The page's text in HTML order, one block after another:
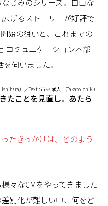
じみのシリーズ。自由な
げるストーリーが好評で
始の狙いと、これまでの
コミュニケーション本部
伺いました。
）／Text : 市來 孝人 （Takato Ichiki）
たことを見直し。あたら
たきっかけは、どのよう
々なCMをやってきました
別化が難しい中、何をど